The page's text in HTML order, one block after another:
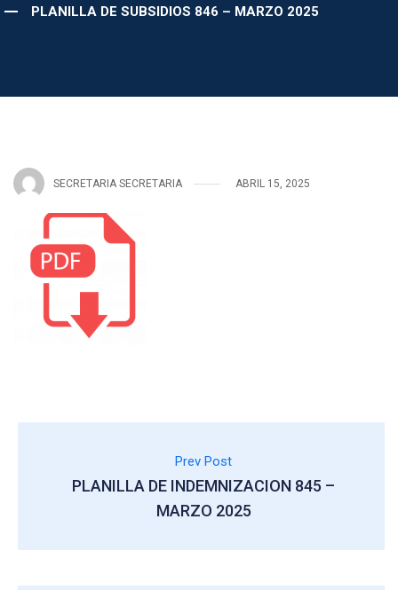
PLANILLA DE SUBSIDIOS 846 – MARZO 2025
SECRETARIA SECRETARIA ABRIL 15, 2025
Prev Post
PLANILLA DE INDEMNIZACION 845 –
MARZO 2025